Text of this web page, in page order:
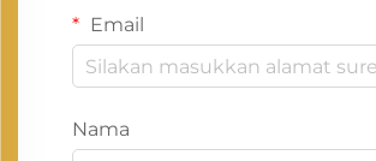
Email
Nama